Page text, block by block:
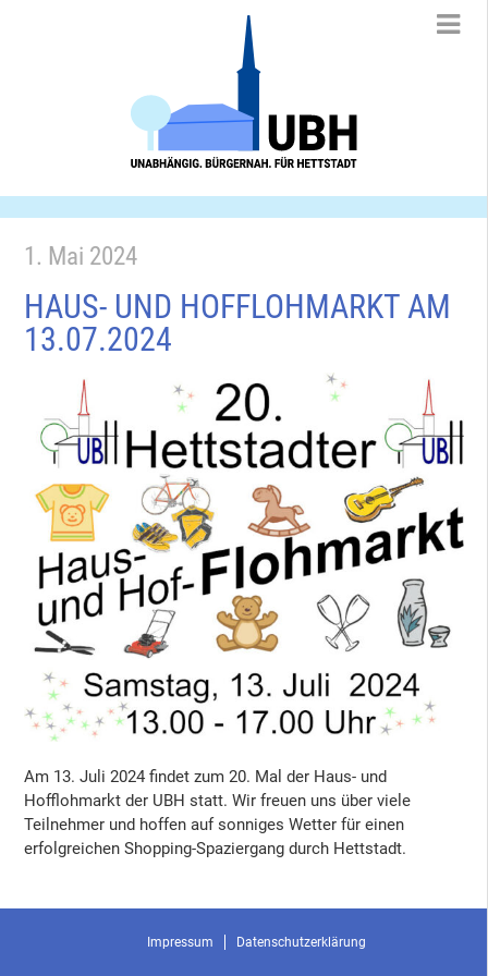
1. Mai 2024
HAUS- UND HOFFLOHMARKT AM
13.07.2024
Am 13. Juli 2024 findet zum 20. Mal der Haus- und
Hofflohmarkt der UBH statt. Wir freuen uns über viele
Teilnehmer und hoffen auf sonniges Wetter für einen
erfolgreichen Shopping-Spaziergang durch Hettstadt.
Impressum Datenschutzerklärung